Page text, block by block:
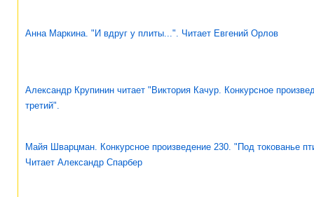
Анна Маркина. "И вдруг у плиты...". Читает Евгений Орлов
Александр Крупинин читает "Виктория Качур. Конкурсное
третий".
Майя Шварцман. Конкурсное произведение 230. "Под токованье
Читает Александр Спарбер